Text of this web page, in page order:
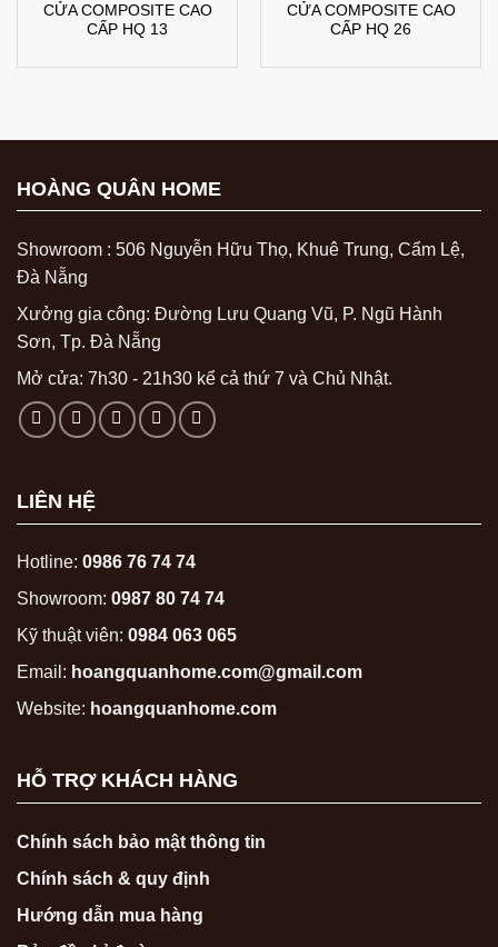
CỬA COMPOSITE CAO
CẤP HQ 13
CỬA COMPOSITE CAO
CẤP HQ 26
HOÀNG QUÂN HOME
Showroom : 506 Nguyễn Hữu Thọ, Khuê Trung, Cẩm Lệ,
Đà Nẵng
Xưởng gia công: Đường Lưu Quang Vũ, P. Ngũ Hành
Sơn, Tp. Đà Nẵng
Mở cửa: 7h30 - 21h30 kể cả thứ 7 và Chủ Nhật.
LIÊN HỆ
Hotline: 0986 76 74 74
Showroom: 0987 80 74 74
Kỹ thuật viên: 0984 063 065
Email: hoangquanhome.com@gmail.com
Website: hoangquanhome.com
HỖ TRỢ KHÁCH HÀNG
Chính sách bảo mật thông tin
Chính sách & quy định
Hướng dẫn mua hàng